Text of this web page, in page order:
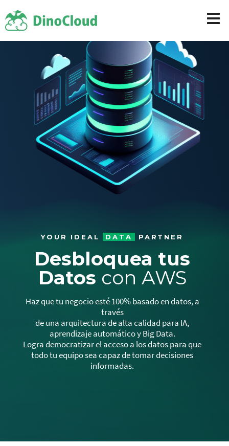
YOUR IDEAL DATA PARTNER
Desbloquea tus
Datos con AWS
Haz que tu negocio esté 100% basado en datos, a
través
de una arquitectura de alta calidad para IA,
aprendizaje automático y Big Data.
Logra democratizar el acceso a los datos para que
todo tu equipo sea capaz de tomar decisiones
informadas.